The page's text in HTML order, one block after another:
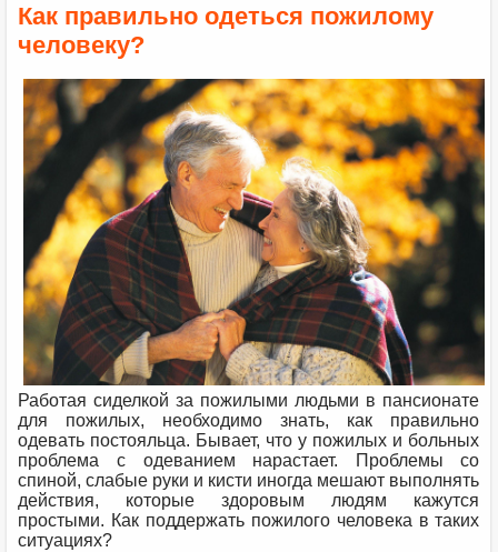
Как правильно одеться пожилому
человеку?
Работая сиделкой за пожилыми людьми в пансионате
для пожилых, необходимо знать, как правильно
одевать постояльца. Бывает, что у пожилых и больных
проблема с одеванием нарастает. Проблемы со
спиной, слабые руки и кисти иногда мешают выполнять
действия, которые здоровым людям кажутся
простыми. Как поддержать пожилого человека в таких
ситуациях?